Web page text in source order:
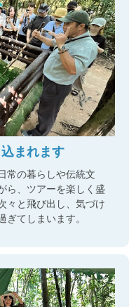
まれます
常の暮らしや伝統文
ら、ツアーを楽しく盛
々と飛び出し、気づけ
ぎてしまいます。